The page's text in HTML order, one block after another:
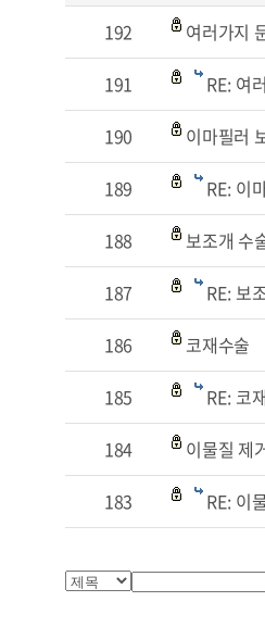
192
여러가지
191
RE: 여
190
이마필러
189
RE: 이
188
보조개 수
187
RE: 보
186
코재수술
185
RE: 코
184
이물질 제
183
RE: 이